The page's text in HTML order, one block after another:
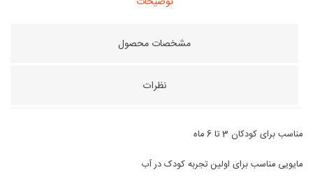
مشخصات محصول
نظرات
مناسب برای کودکان 3 تا 6 ماه
مایویی مناسب برای اولین تجربه کودک در آب